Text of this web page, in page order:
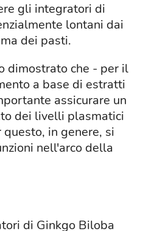
gli integratori di
lontani dai
dei pasti.
dimostrato che - per il
a base di estratti
assicurare un
dei livelli plasmatici
in genere, si
nell'arco della
di Ginkgo Biloba